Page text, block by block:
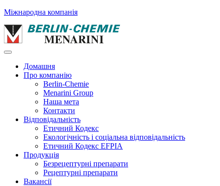
Міжнародна компанія
Домашня
Про компанію
Berlin-Chemie
Menarini Group
Наша мета
Контакти
Відповідальність
Етичний Кодекс
Екологічність і соціальна відповідальність
Етичний Кодекс EFPIA
Продукція
Безрецептурні препарати
Рецептурні препарати
Вакансії